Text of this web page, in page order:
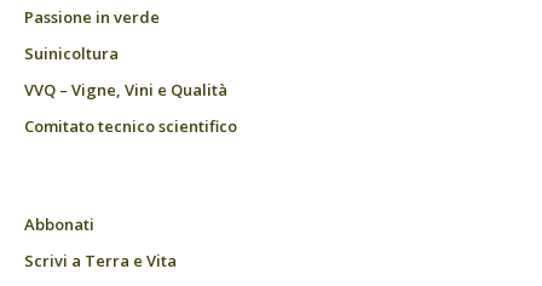
Passione in verde
Suinicoltura
VVQ – Vigne, Vini e Qualità
Comitato tecnico scientifico
Abbonati
Scrivi a Terra e Vita